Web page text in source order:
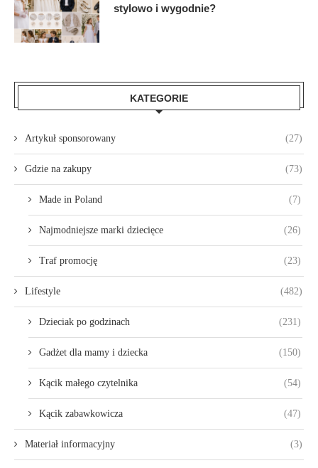
stylowo i wygodnie?
KATEGORIE
Artykuł sponsorowany (27)
Gdzie na zakupy (73)
Made in Poland (7)
Najmodniejsze marki dziecięce (26)
Traf promocję (23)
Lifestyle (482)
Dzieciak po godzinach (231)
Gadżet dla mamy i dziecka (150)
Kącik małego czytelnika (54)
Kącik zabawkowicza (47)
Materiał informacyjny (3)